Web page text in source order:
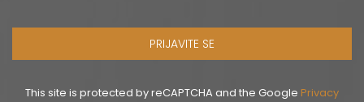
PRIJAVITE SE
This site is protected by reCAPTCHA and the Google Privacy